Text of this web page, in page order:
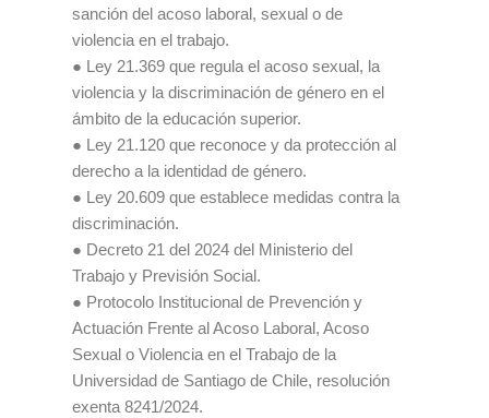
sanción del acoso laboral, sexual o de
violencia en el trabajo.
● Ley 21.369 que regula el acoso sexual, la
violencia y la discriminación de género en el
ámbito de la educación superior.
● Ley 21.120 que reconoce y da protección al
derecho a la identidad de género.
● Ley 20.609 que establece medidas contra la
discriminación.
● Decreto 21 del 2024 del Ministerio del
Trabajo y Previsión Social.
● Protocolo Institucional de Prevención y
Actuación Frente al Acoso Laboral, Acoso
Sexual o Violencia en el Trabajo de la
Universidad de Santiago de Chile, resolución
exenta 8241/2024.